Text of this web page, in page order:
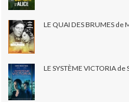
LE QUAI DES BRUMES
LE SYSTÈME VICTORIA